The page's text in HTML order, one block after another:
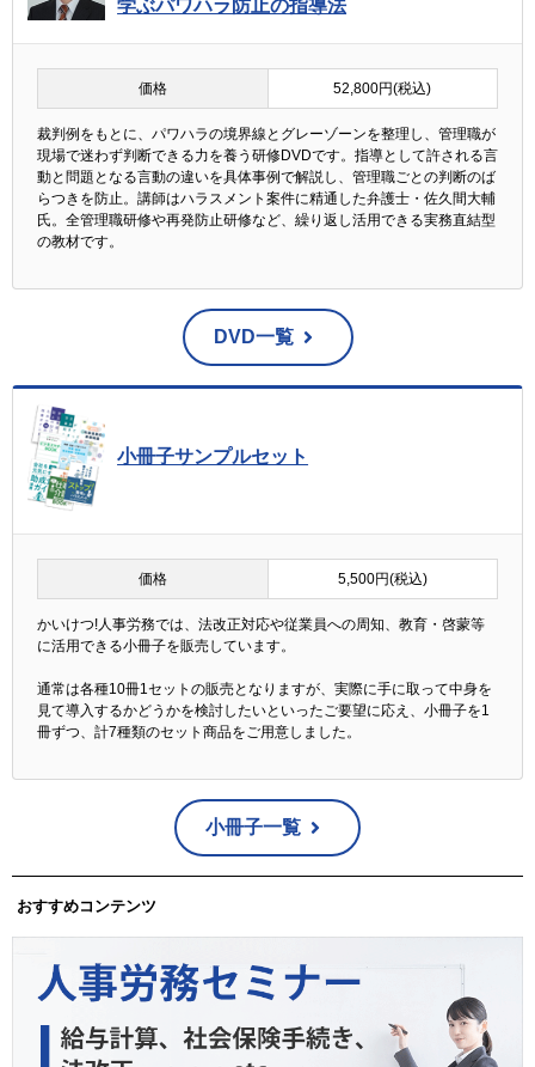
学ぶパワハラ防止の指導法
価格 52,800円(税込)
裁判例をもとに、パワハラの境界線とグレーゾーンを整理し、管理職が
現場で迷わず判断できる力を養う研修DVDです。指導として許される言
動と問題となる言動の違いを具体事例で解説し、管理職ごとの判断のば
らつきを防止。講師はハラスメント案件に精通した弁護士・佐久間大輔
氏。全管理職研修や再発防止研修など、繰り返し活用できる実務直結型
の教材です。
DVD一覧
小冊子サンプルセット
価格 5,500円(税込)
かいけつ!人事労務では、法改正対応や従業員への周知、教育・啓蒙等
に活用できる小冊子を販売しています。
通常は各種10冊1セットの販売となりますが、実際に手に取って中身を
見て導入するかどうかを検討したいといったご要望に応え、小冊子を1
冊ずつ、計7種類のセット商品をご用意しました。
小冊子一覧
おすすめコンテンツ